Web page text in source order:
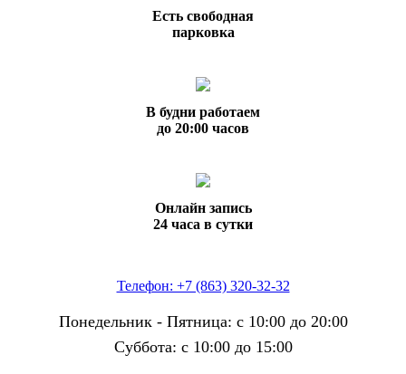
Есть свободная
парковка
В будни работаем
до 20:00 часов
Онлайн запись
24 часа в сутки
Телефон: +7 (863) 320-32-32
Понедельник - Пятница: с 10:00 до 20:00
Суббота: с 10:00 до 15:00